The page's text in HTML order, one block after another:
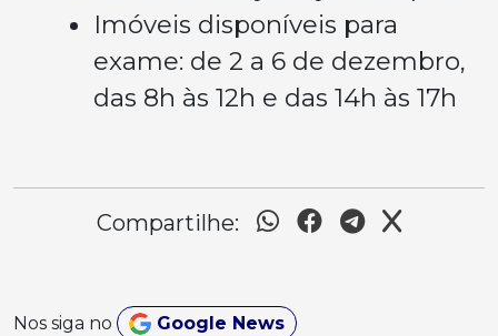
Imóveis disponíveis para
exame: de 2 a 6 de dezembro,
das 8h às 12h e das 14h às 17h
Compartilhe:
Nos siga no Google News